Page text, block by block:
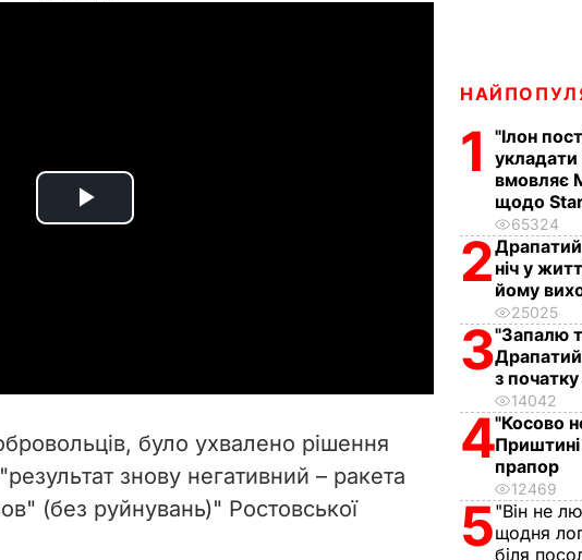
P
i
d
було ухвалено рішення
знову негативний – ракета
(без руйнувань)" Ростовської
1
"Ілон
вмовляє
щодо
65324
2 ніч у
йому
25025
3"Запалю
з початку
14042
4"Косово
Приштині
прапор
12469
5"Він не
щодня
біля